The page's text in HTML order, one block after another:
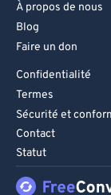
À propos de nous
Blog
Faire un don
Confidentialité
Termes
Sécurité et
Contact
Statut